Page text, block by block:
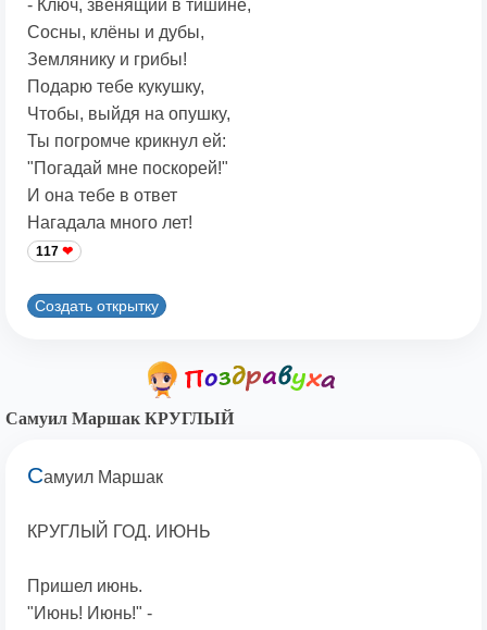
- Ключ, звенящий в тишине,
Сосны, клёны и дубы,
Землянику и грибы!
Подарю тебе кyкyшкy,
Чтобы, выйдя на опyшкy,
Ты погpомче кpикнyл ей:
"Погадай мне поскорей!"
И она тебе в ответ
Нагадала много лет!
117
Создать открытку
Самуил Маршак КРУГЛЫЙ
Самуил Маршак
КРУГЛЫЙ ГОД. ИЮНЬ
Пришел июнь.
"Июнь! Июнь!" -